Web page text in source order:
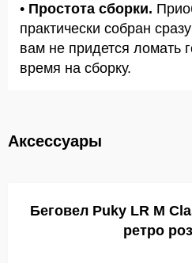
• Простота сборки.
практически собран
вам не придется ломать
время на сборку.
Аксессуары
Беговел Puky LR M
ретро